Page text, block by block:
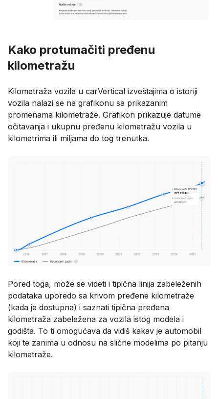
Kako protumačiti pređenu
kilometražu
Kilometraža vozila u carVertical izveštajima o istoriji
vozila nalazi se na grafikonu sa prikazanim
promenama kilometraže. Grafikon prikazuje datume
očitavanja i ukupnu pređenu kilometražu vozila u
kilometrima ili miljama do tog trenutka.
Pored toga, može se videti i tipična linija zabeleženih
podataka uporedo sa krivom pređene kilometraže
(kada je dostupna) i saznati tipična pređena
kilometraža zabeležena za vozila istog modela i
godišta. To ti omogućava da vidiš kakav je automobil
koji te zanima u odnosu na slične modelima po pitanju
kilometraže.